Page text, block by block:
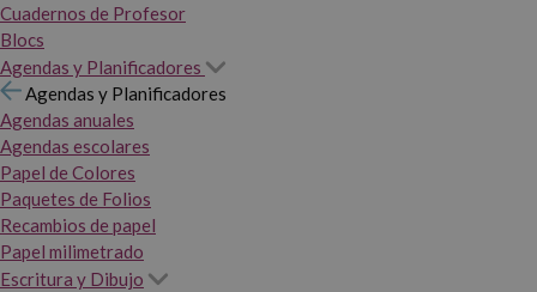
Cuadernos de Profesor
Blocs
Agendas y Planificadores
Agendas y Planificadores
Agendas anuales
Agendas escolares
Papel de Colores
Paquetes de Folios
Recambios de papel
Papel milimetrado
Escritura y Dibujo